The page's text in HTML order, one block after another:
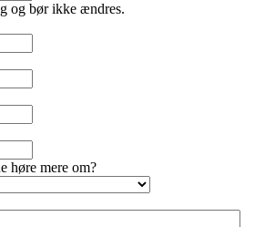
og bør ikke ændres.
høre mere om?